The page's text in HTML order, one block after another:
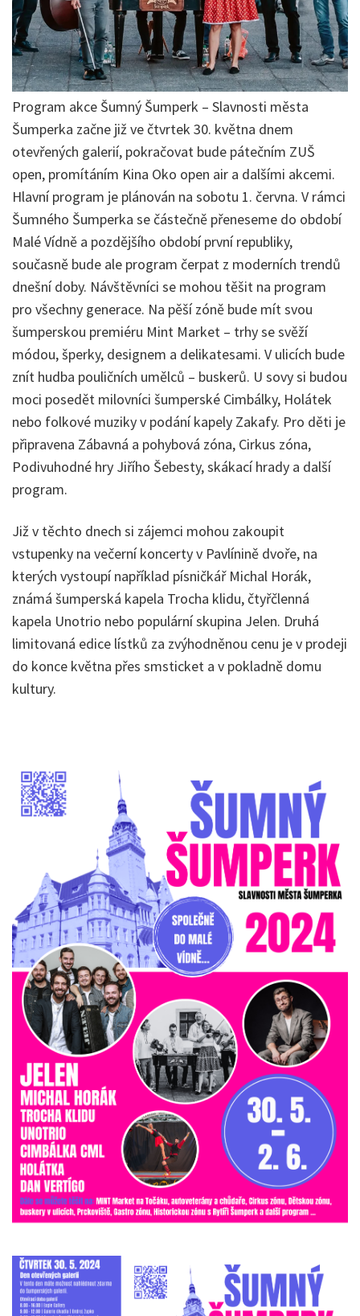
Program akce Šumný Šumperk – Slavnosti města
Šumperka začne již ve čtvrtek 30. května dnem
otevřených galerií, pokračovat bude pátečním ZUŠ
open, promítáním Kina Oko open air a dalšími akcemi.
Hlavní program je plánován na sobotu 1. června. V rámci
Šumného Šumperka se částečně přeneseme do období
Malé Vídně a pozdějšího období první republiky,
současně bude ale program čerpat z moderních trendů
dnešní doby. Návštěvníci se mohou těšit na program
pro všechny generace. Na pěší zóně bude mít svou
šumperskou premiéru Mint Market – trhy se svěží
módou, šperky, designem a delikatesami. V ulicích bude
znít hudba pouličních umělců – buskerů. U sovy si budou
moci posedět milovníci šumperské Cimbálky, Holátek
nebo folkové muziky v podání kapely Zakafy. Pro děti je
připravena Zábavná a pohybová zóna, Cirkus zóna,
Podivuhodné hry Jiřího Šebesty, skákací hrady a další
program.
Již v těchto dnech si zájemci mohou zakoupit
vstupenky na večerní koncerty v Pavlínině dvoře, na
kterých vystoupí například písničkář Michal Horák,
známá šumperská kapela Trocha klidu, čtyřčlenná
kapela Unotrio nebo populární skupina Jelen. Druhá
limitovaná edice lístků za zvýhodněnou cenu je v prodeji
do konce května přes smsticket a v pokladně domu
kultury.